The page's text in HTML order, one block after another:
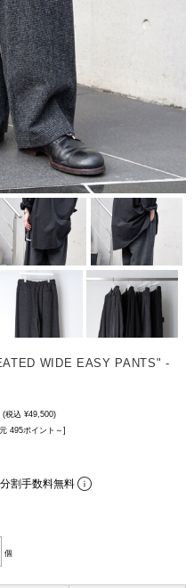
WIDE EASY PANTS" -
(税込 ¥49,500)
495ポイント～]
割手数料無料
個